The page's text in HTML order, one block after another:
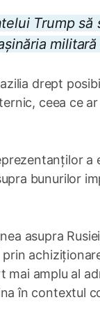
Trump
drept
ceea ce
bunurilor
asupra
amplu al
în contextul